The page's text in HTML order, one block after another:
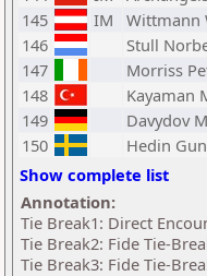
145
IM Wittmann
146
Stull
147
Morriss
148
Kayaman
149
Davydov
150
Hedin
Show complete list
Annotation:
Tie Break1: Direct
Tie Break2: Fide Tie-
Tie Break3: Fide Tie-